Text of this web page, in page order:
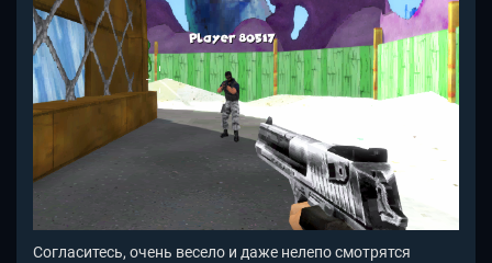
Согласитесь, очень весело и даже нелепо смотрятся